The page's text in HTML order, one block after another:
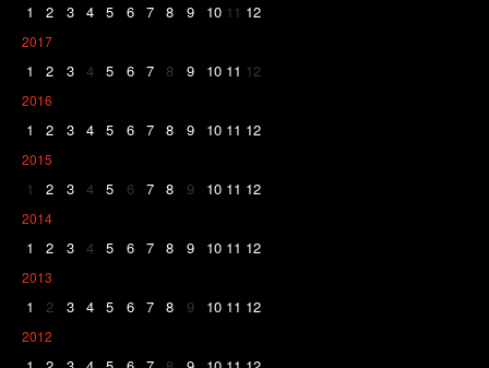
1 2 3 4 5 6 7 8 9 10 11 12
2017
1 2 3 4 5 6 7 8 9 10 11 12
2016
1 2 3 4 5 6 7 8 9 10 11 12
2015
1 2 3 4 5 6 7 8 9 10 11 12
2014
1 2 3 4 5 6 7 8 9 10 11 12
2013
1 2 3 4 5 6 7 8 9 10 11 12
2012